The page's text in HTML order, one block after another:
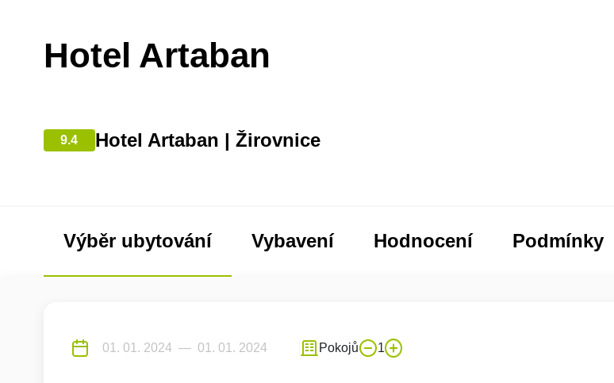
Hotel Artaban
9.4 Hotel Artaban | Žirovnice
Výběr ubytování Vybavení Hodnocení Podmínky
Pokojů 1